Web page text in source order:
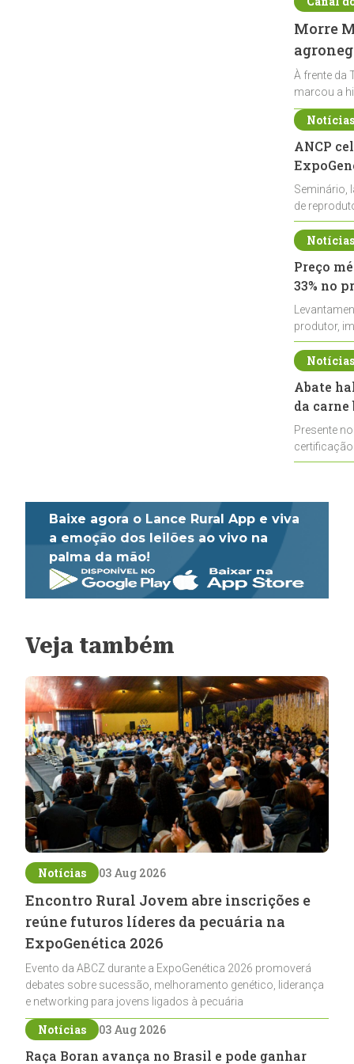
Morre
À frente da
marcou a
ANCP
Seminário,
de
durante a
Preço
33% no
produtor,
de leite cru
Abate
da
Presente
Baixe agora o Lance Rural App e viva
a emoção dos leilões ao vivo na
palma da mão!
Veja também
Notícias 03 Aug 2026
Encontro Rural Jovem abre inscrições e
reúne futuros líderes da pecuária na
ExpoGenética 2026
Evento da ABCZ durante a ExpoGenética 2026 promoverá
debates sobre sucessão, melhoramento genético, liderança
e networking para jovens ligados à pecuária
Notícias 03 Aug 2026
Raça Boran avança no Brasil e pode ganhar